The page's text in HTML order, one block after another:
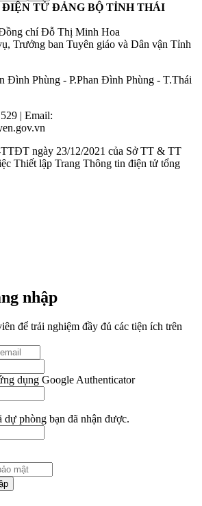
ĐIỆN TỬ ĐẢNG BỘ TỈNH THÁI
chí Đỗ Thị Minh Hoa
Trưởng ban Tuyên giáo và Dân vận Tỉnh
Đình Phùng - P.Phan Đình Phùng - T.Thái
| Email:
ngày 23/12/2021 của Sở TT & TT
Thiết lập Trang Thông tin điện tử tổng
nhập
để trải nghiệm đầy đủ các tiện ích trên
dụng Google Authenticator
dự phòng bạn đã nhận được.